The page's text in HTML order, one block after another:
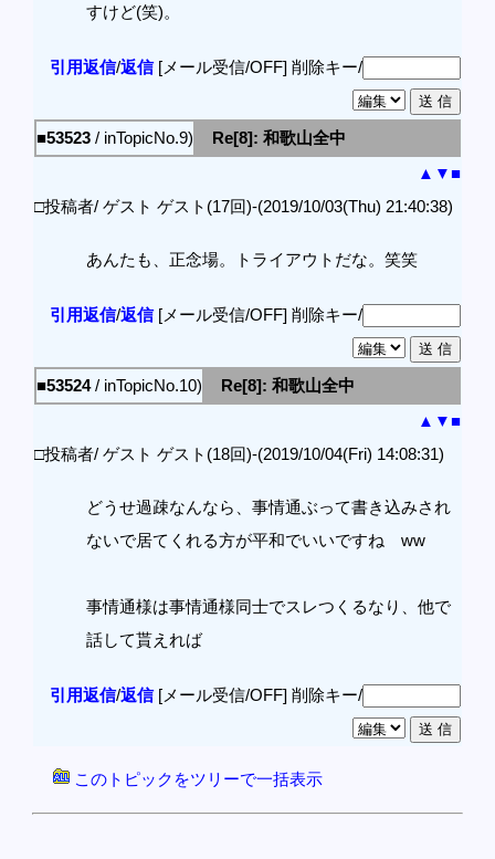
すけど(笑)。
引用返信/返信[メール受信/OFF] 削除キー/
■53523 / inTopicNo.9)
Re[8]: 和歌山全中
▲ ▼■
□投稿者/ ゲスト ゲスト(17回)-(2019/10/03(Thu) 21:40:38)
あんたも、正念場。トライアウトだな。笑笑
引用返信/返信[メール受信/OFF] 削除キー/
■53524/ inTopicNo.10)
Re[8]: 和歌山全中
▲ ▼■
□投稿者/ ゲスト ゲスト(18回)-(2019/10/04(Fri) 14:08:31)
どうせ過疎なんなら、事情通ぶって書き込みされ
ないで居てくれる方が平和でいいですね ww
事情通様は事情通様同士でスレつくるなり、他で
話して貰えれば
引用返信/返信[メール受信/OFF] 削除キー/
このトピックをツリーで一括表示